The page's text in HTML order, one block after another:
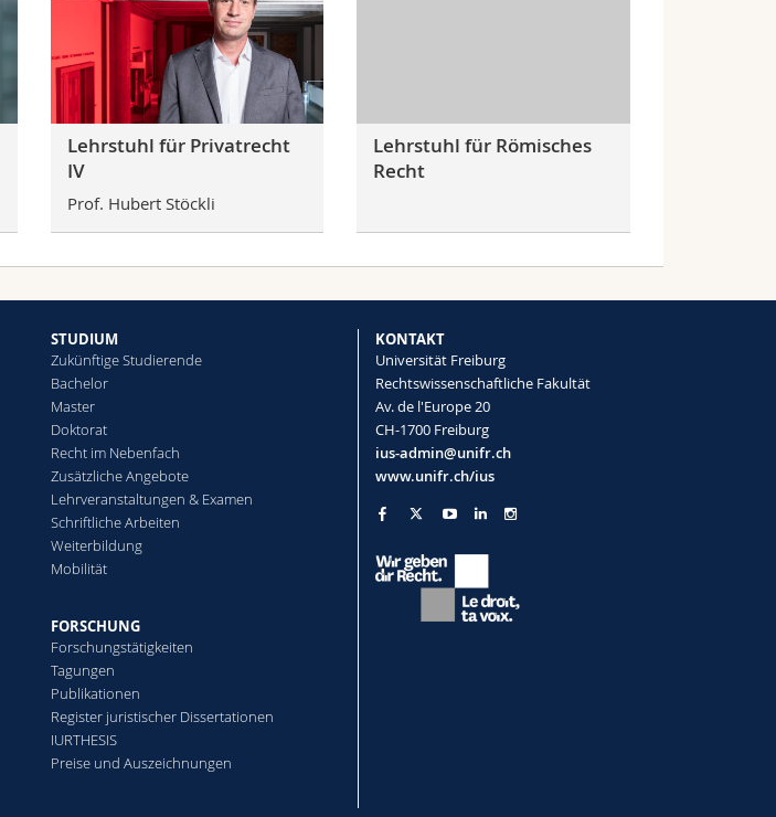
Lehrstuhl für Privatrecht
IV
Prof. Hubert Stöckli
Lehrstuhl für Römisches
Recht
STUDIUM
Zukünftige Studierende
Bachelor
Master
Doktorat
Recht im Nebenfach
Zusätzliche Angebote
Lehrveranstaltungen & Examen
Schriftliche Arbeiten
Weiterbildung
Mobilität
FORSCHUNG
Forschungstätigkeiten
Tagungen
Publikationen
Register juristischer Dissertationen
IURTHESIS
Preise und Auszeichnungen
KONTAKT
Universität Freiburg
Rechtswissenschaftliche Fakultät
Av. de l'Europe 20
CH-1700 Freiburg
ius-admin@unifr.ch
www.unifr.ch/ius